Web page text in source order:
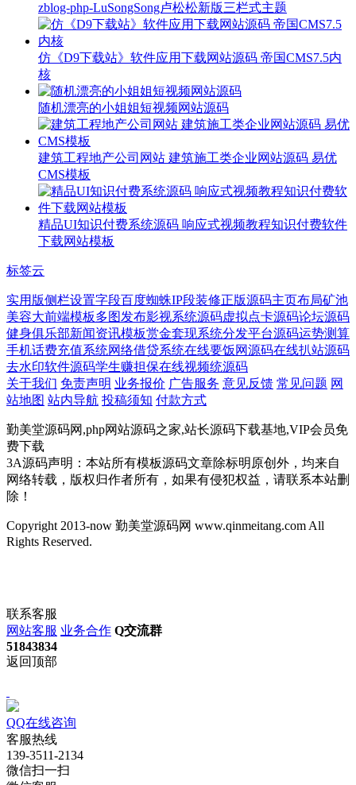
zblog-php-LuSongSong卢松松新版三栏式主题
仿《D9下载站》软件应用下载网站源码 帝国CMS7.5内
核
随机漂亮的小姐姐短视频网站源码
建筑工程地产公司网站 建筑施工类企业网站源码 易优
CMS模板
精品UI知识付费系统源码 响应式视频教程知识付费软件
下载网站模板
标签云
实用版侧栏设置字段百度蜘蛛IP段装修正版源码主页布局矿池
美容大前端模板多图发布影视系统源码虚拟点卡源码论坛源码
健身俱乐部新闻资讯模板赏金套现系统分发平台源码运势测算
手机话费充值系统网络借贷系统在线要饭网源码在线扒站源码
去水印软件源码学生赚担保在线视频统源码
关于我们 免责声明 业务报价 广告服务 意见反馈 常见问题 网
站地图 站内导航 投稿须知 付款方式
勤美堂源码网,php网站源码之家,站长源码下载基地,VIP会员免
费下载
3A源码声明：本站所有模板源码文章除标明原创外，均来自
网络转载，版权归作者所有，如果有侵犯权益，请联系本站删
除！
Copyright 2013-now 勤美堂源码网 www.qinmeitang.com All
Rights Reserved.
联系客服
网站客服 业务合作 Q交流群
51843834
返回顶部
QQ在线咨询
客服热线
139-3511-2134
微信扫一扫